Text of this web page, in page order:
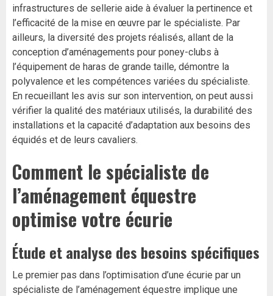
infrastructures de sellerie aide à évaluer la pertinence et
l’efficacité de la mise en œuvre par le spécialiste. Par
ailleurs, la diversité des projets réalisés, allant de la
conception d’aménagements pour poney-clubs à
l’équipement de haras de grande taille, démontre la
polyvalence et les compétences variées du spécialiste.
En recueillant les avis sur son intervention, on peut aussi
vérifier la qualité des matériaux utilisés, la durabilité des
installations et la capacité d’adaptation aux besoins des
équidés et de leurs cavaliers.
Comment le spécialiste de
l’aménagement équestre
optimise votre écurie
Étude et analyse des besoins spécifiques
Le premier pas dans l’optimisation d’une écurie par un
spécialiste de l’aménagement équestre implique une